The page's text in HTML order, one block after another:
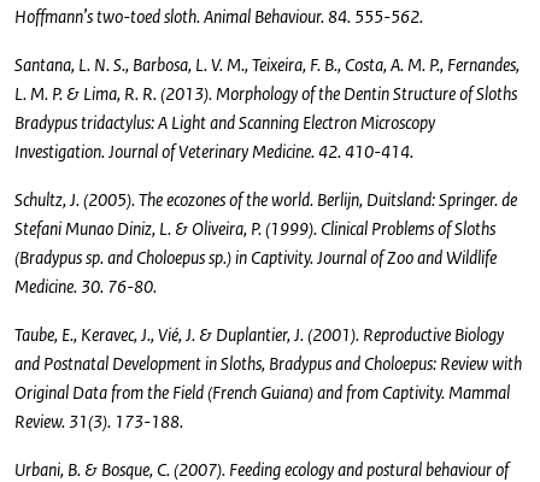
Hoffmann’s two-toed sloth. Animal Behaviour. 84. 555-562.
Santana, L. N. S., Barbosa, L. V. M., Teixeira, F. B., Costa, A. M. P., Fernandes,
L. M. P. & Lima, R. R. (2013). Morphology of the Dentin Structure of Sloths
Bradypus tridactylus: A Light and Scanning Electron Microscopy
Investigation. Journal of Veterinary Medicine. 42. 410-414.
Schultz, J. (2005). The ecozones of the world. Berlijn, Duitsland: Springer. de
Stefani Munao Diniz, L. & Oliveira, P. (1999). Clinical Problems of Sloths
(Bradypus sp. and Choloepus sp.) in Captivity. Journal of Zoo and Wildlife
Medicine. 30. 76-80.
Taube, E., Keravec, J., Vié, J. & Duplantier, J. (2001). Reproductive Biology
and Postnatal Development in Sloths, Bradypus and Choloepus: Review with
Original Data from the Field (French Guiana) and from Captivity. Mammal
Review. 31(3). 173-188.
Urbani, B. & Bosque, C. (2007). Feeding ecology and postural behaviour of